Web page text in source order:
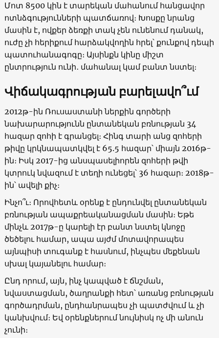
Մոտ 8500 կին է տարեկան մահանում հանցավոր
ոտնձգությունների պատճառով։ Խոսքը նրանց
մասին է, ովքեր ձեռքի տակ չեն ունենում դանակ,
ուժը չի հերիքում հարձակվողին հրել՝ քունքով դեպի
պատուհանագոգը։ Այսինքն կինը միշտ
ընտրություն ունի․ մահանալ կամ բանտ նստել։
Վիճակագրության բարելավո՞ւմ
2012թ-ին Ռուսաստանի ներքին գործերի
նախարարությունն ընտանեկան բռնության 34
հազար զոհի է գրանցել։ Հինգ տարի անց զոհերի
թիվը կրկնապատկվել է 65.5 հազար՝ միայն 2016թ-
ին։ Իսկ 2017-ից անսպասելիորեն զոհերի թվի
կտրուկ նվազում է տեղի ունեցել՝ 36 հազար։ 2018թ-
ին՝ ավելի քիչ։
Ինչո՞ւ։ Որովհետև օրենք է ընդունվել ընտանեկան
բռնության ապաքրեականացման մասին։ Եթե
մինչև 2017թ-ը կարելի էր բանտ նստել կնոջը
ծեծելու համար, ապա այժմ մոտավորապես
այնպիսի տուգանք է հասնում, ինչպես մեքենան
սխալ կայանելու համար։
Ընդ որում, այն, ինչ կապված է ճնշման,
նվաստացման, ծաղրանքի հետ՝ առանց բռնության
գործադրման, ընդհանրապես չի պատժվում և չի
կանխվում։ Եվ օրենքներում նույնիսկ ոչ մի անուն
չունի։